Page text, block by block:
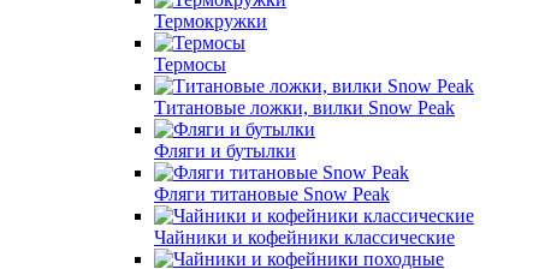
Термокружки
Термосы
Титановые ложки, вилки Snow Peak
Фляги и бутылки
Фляги титановые Snow Peak
Чайники и кофейники классические